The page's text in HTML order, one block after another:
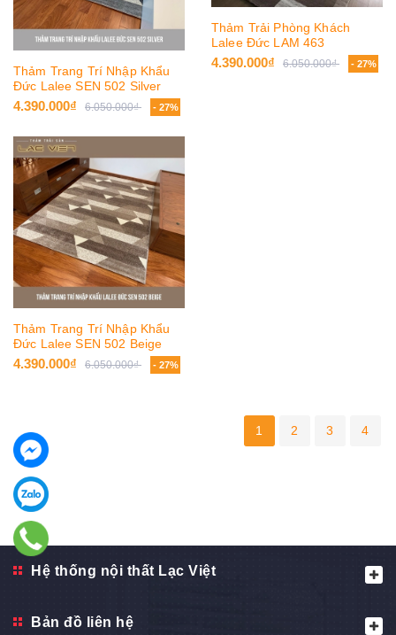
Thảm Trang Trí Nhập Khẩu
Đức Lalee SEN 502 Silver
4.390.000₫ 6.050.000₫ - 27%
Thảm Trải Phòng Khách
Lalee Đức LAM 463
4.390.000₫ 6.050.000₫ - 27%
Thảm Trang Trí Nhập Khẩu
Đức Lalee SEN 502 Beige
4.390.000₫ 6.050.000₫ - 27%
1 2 3 4
Hệ thống nội thất Lạc Việt
Bản đồ liên hệ